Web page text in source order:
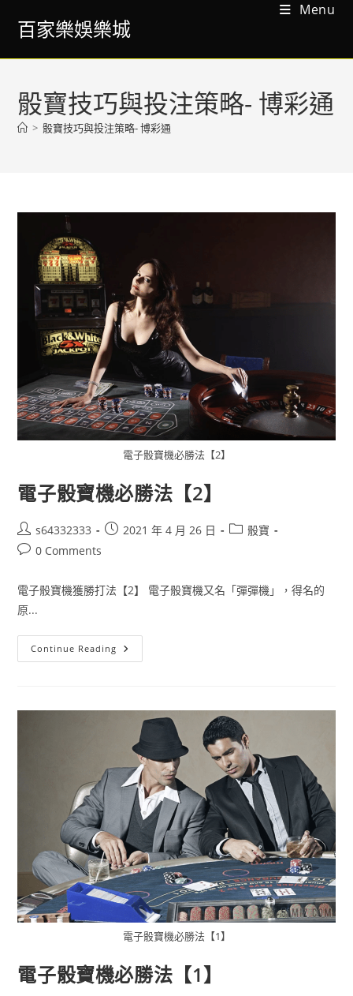
百家樂娛樂城
Menu
骰寶技巧與投注策略- 博彩通
> 骰寶技巧與投注策略- 博彩通
電子骰寶機必勝法【2】
電子骰寶機必勝法【2】
s64332333 2021 年 4 月 26 日
骰寶
0 Comments
電子骰寶機獲勝打法【2】 電子骰寶機又名「彈彈機」，得名的
原...
Continue Reading
電子骰寶機必勝法【1】
電子骰寶機必勝法【1】